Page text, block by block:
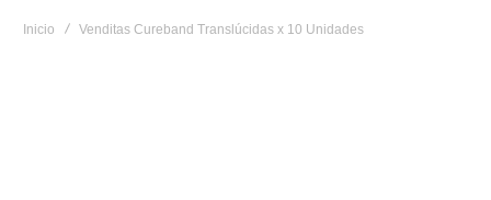
Inicio Venditas Cureband Translúcidas x 10 Unidades